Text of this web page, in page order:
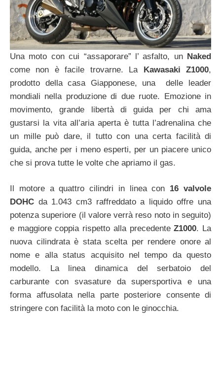
Una moto con cui “assaporare” l’ asfalto, un Naked
come non è facile trovarne. La Kawasaki Z1000,
prodotto della casa Giapponese, una delle leader
mondiali nella produzione di due ruote. Emozione in
movimento, grande libertà di guida per chi ama
gustarsi la vita all’aria aperta è tutta l’adrenalina che
un mille può dare, il tutto con una certa facilità di
guida, anche per i meno esperti, per un piacere unico
che si prova tutte le volte che apriamo il gas.
Il motore a quattro cilindri in linea con 16 valvole
DOHC da 1.043 cm3 raffreddato a liquido offre una
potenza superiore (il valore verrà reso noto in seguito)
e maggiore coppia rispetto alla precedenteZ1000. La
nuova cilindrata è stata scelta per rendere onore al
nome e alla status acquisito nel tempo da questo
modello. La linea dinamica del serbatoio del
carburante con svasature da supersportiva e una
forma affusolata nella parte posteriore consente di
stringere con facilità la moto con le ginocchia.